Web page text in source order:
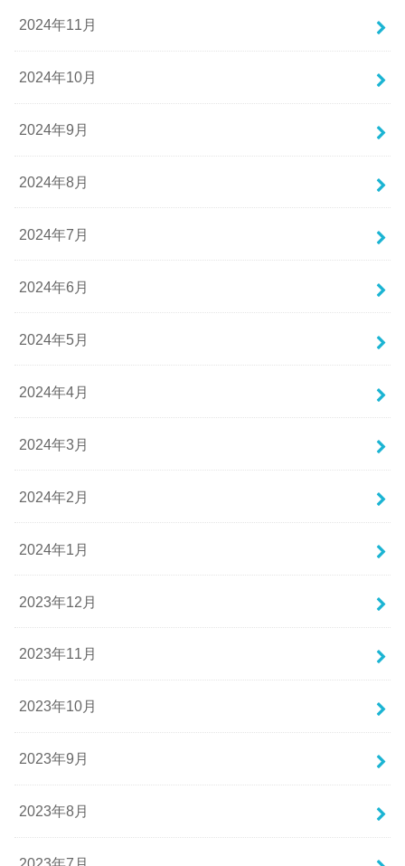
2024年11月
2024年10月
2024年9月
2024年8月
2024年7月
2024年6月
2024年5月
2024年4月
2024年3月
2024年2月
2024年1月
2023年12月
2023年11月
2023年10月
2023年9月
2023年8月